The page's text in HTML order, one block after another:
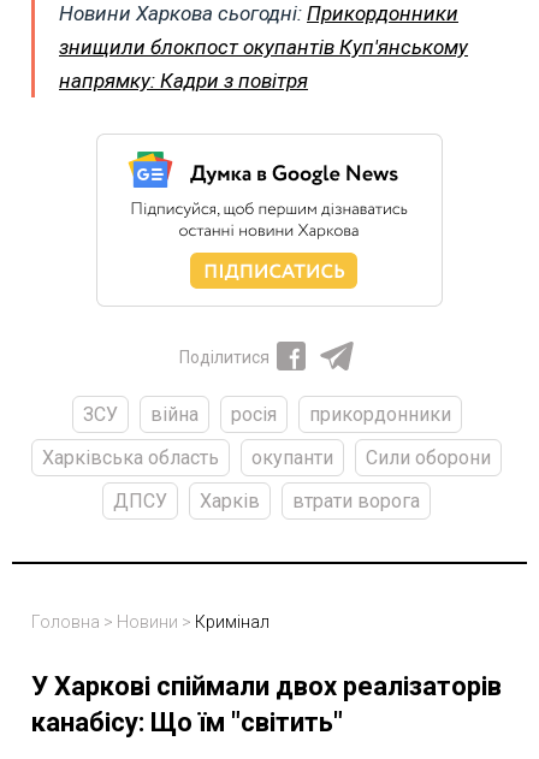
Новини Харкова сьогодні: Прикордонники
знищили блокпост окупантів Куп'янському
напрямку: Кадри з повітря
Поділитися
ЗСУ війна росія
прикордонники
Харківська область
окупанти
Сили оборони
ДПСУ
Харків втрати ворога
Головна > Новини > Кримінал
У Харкові спіймали двох реалізаторів
канабісу: Що їм "світить"